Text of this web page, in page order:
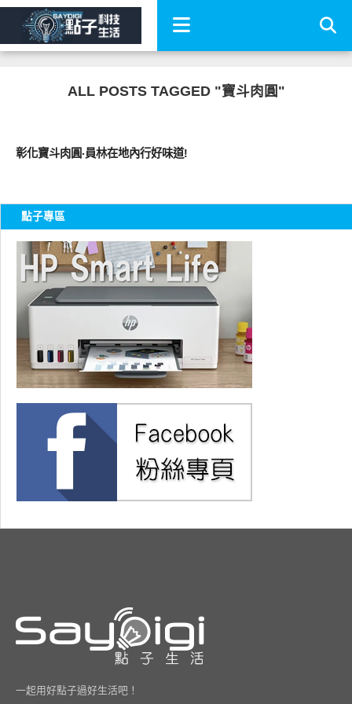
ALL POSTS TAGGED "寶斗肉圓"
彰化寶斗肉圓‧員林在地內行好味道!
點子專區
一起用好點子過好生活吧！